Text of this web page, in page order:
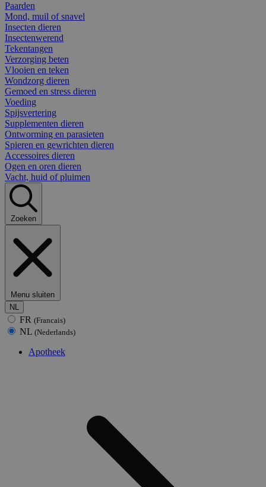
Paarden
Mond, muil of snavel
Insecten dieren
Insectenwerend
Tekentangen
Verzorging beten
Vlooien en teken
Wondzorg dieren
Gemoed en stress dieren
Voeding
Spijsvertering
Supplementen dieren
Ontworming en parasieten
Spieren en gewrichten dieren
Accessoires dieren
Ogen en oren dieren
Vacht, huid of pluimen
Zoeken
Menu sluiten
NL
FR (Francais)
NL (Nederlands)
Apotheek